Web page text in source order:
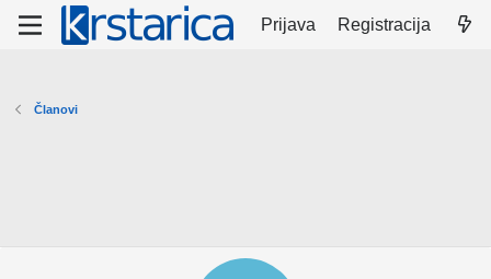
Prijava Registracija
Članovi